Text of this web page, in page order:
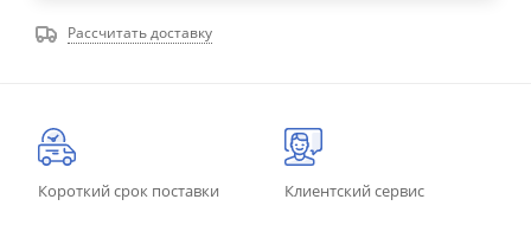
Рассчитать доставку
Короткий срок поставки Клиентский сервис